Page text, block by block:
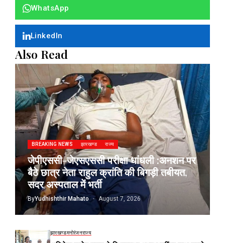
WhatsApp
LinkedIn
Also Read
BREAKING NEWS झारखण्ड राज्य
जेपीएससी-जेएसएससी परीक्षा धांधली :अनशन पर
बैठे छात्र नेता राहुल क्रांति की बिगड़ी तबीयत,
सदर अस्पताल में भर्ती
ByYudhishthir Mahato August 7, 2026
झारखण्डमनोरंजनराज्य